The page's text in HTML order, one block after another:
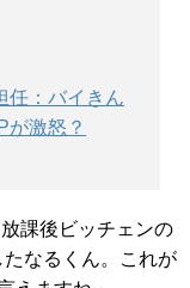
任：バイきん
が激怒？
課後ビッチェンの
なるくん。これが